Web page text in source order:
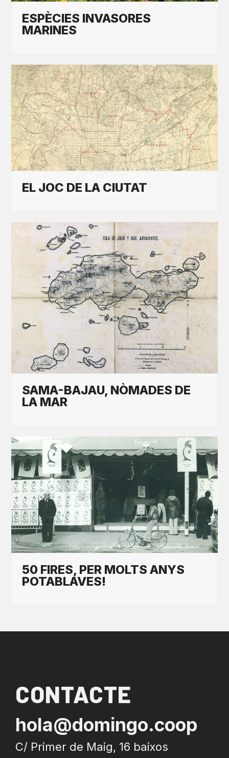
ESPÈCIES INVASORES
MARINES
EL JOC DE LA CIUTAT
SAMA-BAJAU, NÒMADES DE
LA MAR
50 FIRES, PER MOLTS ANYS
POTABLAVES!
CONTACTE
hola@domingo.coop
C/ Primer de Maig, 16 baixos